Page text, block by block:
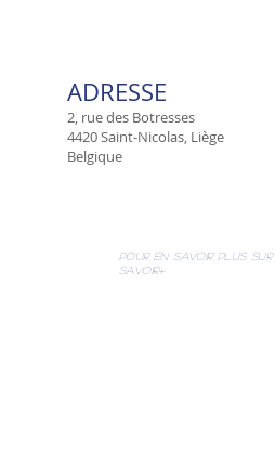
ADRESSE
2, rue des Botresses
4420 Saint-Nicolas, Liège
Belgique
pour en savoir plus
savoir+